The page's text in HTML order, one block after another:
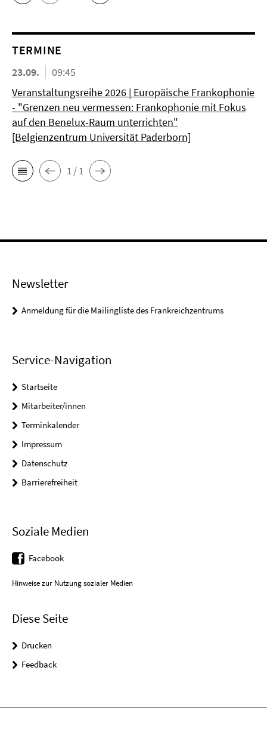
TERMINE
23.09.
09:45
Veranstaltungsreihe 2026 | Europäische Frankophonie
- "Grenzen neu vermessen: Frankophonie mit Fokus
auf den Benelux-Raum unterrichten"
[Belgienzentrum Universität Paderborn]
1 / 1
Newsletter
Anmeldung für die Mailingliste des Frankreichzentrums
Service-Navigation
Startseite
Mitarbeiter/innen
Terminkalender
Impressum
Datenschutz
Barrierefreiheit
Soziale Medien
Facebook
Hinweise zur Nutzung sozialer Medien
Diese Seite
Drucken
Feedback